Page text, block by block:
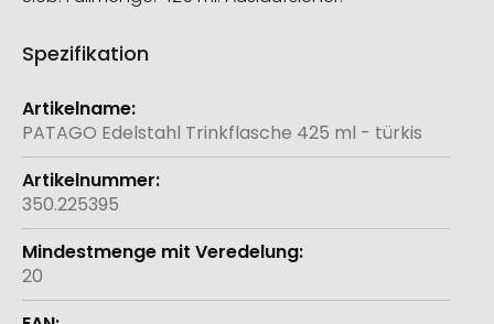
Spezifikation
Weitere
Informationen
PATAGO Edelstahl Trinkflasche 425 ml - türkis
350.225395
20